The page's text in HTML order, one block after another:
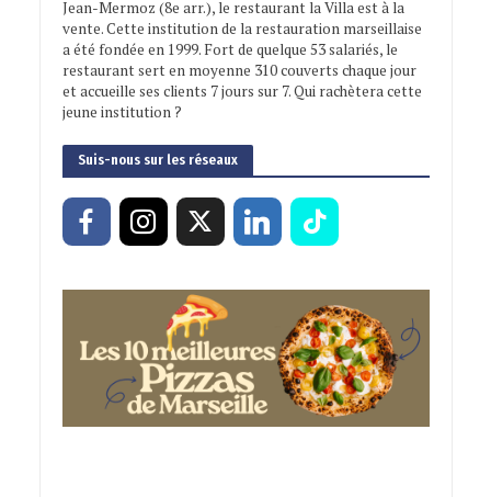
Jean-Mermoz (8e arr.), le restaurant la Villa est à la
vente. Cette institution de la restauration marseillaise
a été fondée en 1999. Fort de quelque 53 salariés, le
restaurant sert en moyenne 310 couverts chaque jour
et accueille ses clients 7 jours sur 7. Qui rachètera cette
jeune institution ?
Suis-nous sur les réseaux